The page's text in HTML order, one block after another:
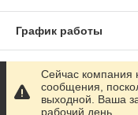
График работы
Полная версия сайта
Сайт создан на
Сейчас компания
сообщения,
выходной. Ваша
рабочий день.